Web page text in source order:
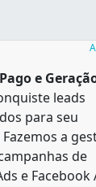
e
leads
para seu
a
de
e Facebook